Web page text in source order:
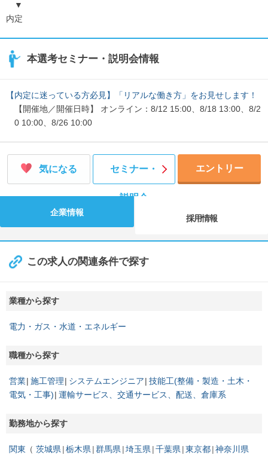
▼
内定
本選考セミナー・説明会情報
【内定に迷っている方必見】「リアルな働き方」をお見せします！
【開催地／開催日時】 オンライン：8/12 15:00、8/18 13:00、8/2
0 10:00、8/26 10:00
気になる セミナー・
説明会
エントリー
企業情報
採用情報
この求人の関連条件で探す
業種から探す
電力・ガス・水道・エネルギー
職種から探す
営業 施工管理 システムエンジニア 技能工(整備・製造・土木・
電気・工事) 運輸サービス、交通サービス、配送、倉庫系
勤務地から探す
関東 茨城県 栃木県 群馬県 埼玉県 千葉県 東京都 神奈川県